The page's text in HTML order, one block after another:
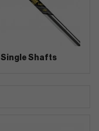
Single Shafts